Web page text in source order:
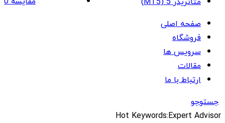
صفحه اصلی
فروشگاه
سرویس ها
مقالات
ارتباط با ما
جستوجو
What
Hot Keywords:Expert Advisor